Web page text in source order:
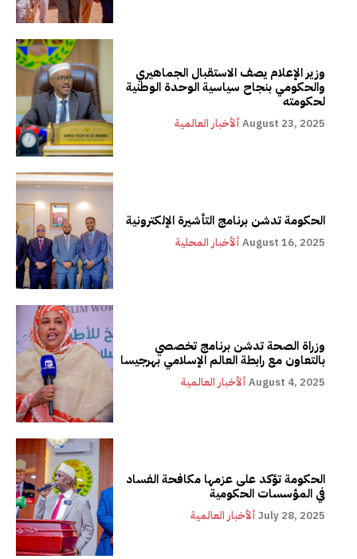
وزير الإعلام يصف الاستقبال الجماهيري
والحكومي بنجاح سياسية الوحدة الوطنية
لحكومته
ألأخبار العالمية August 23, 2025
الحكومة تدشن برنامج التأشيرة الإلكترونية
ألأخبار المحلية August 16, 2025
وزراة الصحة تدشن برنامج تخصصي
بالتعاون مع رابطة العالم الإسلامي بهرجيسا
ألأخبار العالمية August 4, 2025
الحكومة تؤكد على عزمها مكافحة الفساد
في المؤسسات الحكومية
ألأخبار العالمية July 28, 2025